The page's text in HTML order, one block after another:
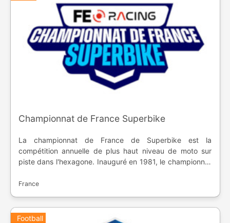
Championnat de France Superbike
La championnat de France de Superbike est la
compétition annuelle de plus haut niveau de moto sur
piste dans l'hexagone. Inauguré en 1981, le championnat
Supersport, Pirelli 600, Moto3 et Sidecar.
France
Football